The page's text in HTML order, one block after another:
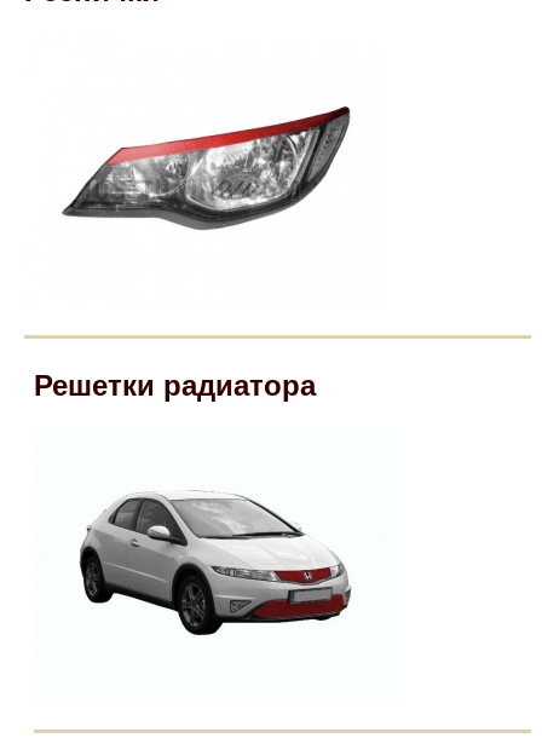
Решетки радиатора
Volkswagen
Дополнительные товары